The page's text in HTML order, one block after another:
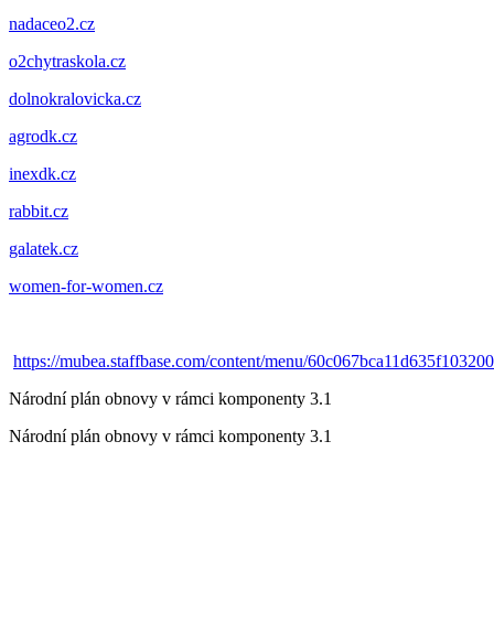
nadaceo2.cz
o2chytraskola.cz
dolnokralovicka.cz
agrodk.cz
inexdk.cz
rabbit.cz
galatek.cz
women-for-women.cz
https://mubea.staffbase.com/content/menu/
Národní plán obnovy v rámci komponenty 3.1
Národní plán obnovy v rámci komponenty 3.1